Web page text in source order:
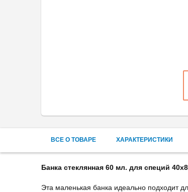
ВСЕ О ТОВАРЕ ХАРАКТЕРИСТИКИ
Банка стеклянная 60 мл. для специй
Эта маленькая банка идеально подходит